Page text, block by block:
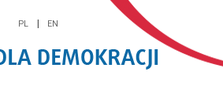
PL | EN